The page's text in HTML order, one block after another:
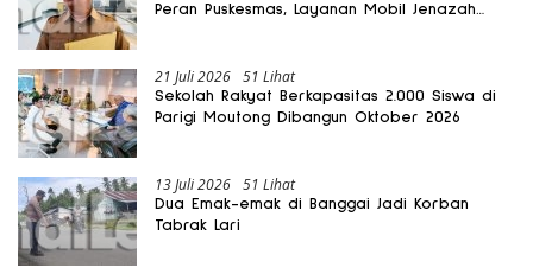
Peran Puskesmas, Layanan Mobil Jenazah
21 Juli 2026 51 Lihat
Sekolah Rakyat Berkapasitas 2.000 Siswa di
Parigi Moutong Dibangun Oktober 2026
13 Juli 2026 51 Lihat
Dua Emak-emak di Banggai Jadi Korban
Tabrak Lari